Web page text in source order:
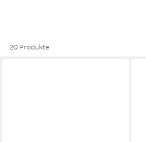
20 Produkte